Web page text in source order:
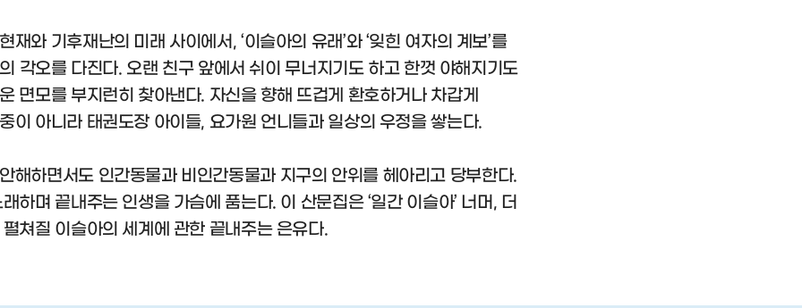
재와 기후재난의 미래 사이에서, ‘이슬아의 유래’와 ‘잊힌 여자의 계보’를
각오를 다진다. 오랜 친구 앞에서 쉬이 무너지기도 하고 한껏 야해지기도
면모를 부지런히 찾아낸다. 자신을 향해 뜨겁게 환호하거나 차갑게
이 아니라 태권도장 아이들, 요가원 언니들과 일상의 우정을 쌓는다.
해하면서도 인간동물과 비인간동물과 지구의 안위를 헤아리고 당부한다.
하며 끝내주는 인생을 가슴에 품는다. 이 산문집은 ‘일간 이슬아’ 너머, 더
쳐질 이슬아의 세계에 관한 끝내주는 은유다.